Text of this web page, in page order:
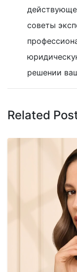
советы
решении
Related